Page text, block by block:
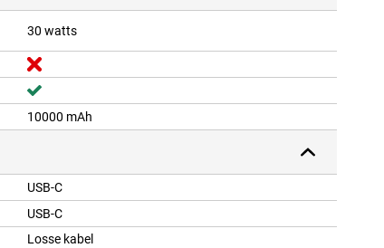
30 watts
10000 mAh
USB-C
USB-C
Losse kabel